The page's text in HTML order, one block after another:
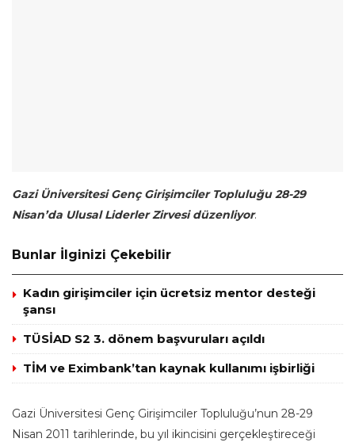
Gazi Üniversitesi Genç Girişimciler Topluluğu 28-29
Nisan’da Ulusal Liderler Zirvesi düzenliyor.
Bunlar İlginizi Çekebilir
Kadın girişimciler için ücretsiz mentor desteği
şansı
TÜSİAD S2 3. dönem başvuruları açıldı
TİM ve Eximbank’tan kaynak kullanımı işbirliği
Gazi Üniversitesi Genç Girişimciler Topluluğu’nun 28-29
Nisan 2011 tarihlerinde, bu yıl ikincisini gerçekleştireceği